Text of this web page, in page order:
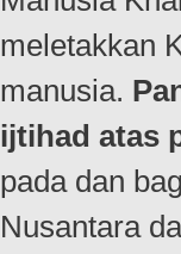
meletakkan
manusia.
ijtihad atas
pada dan
Nusantara